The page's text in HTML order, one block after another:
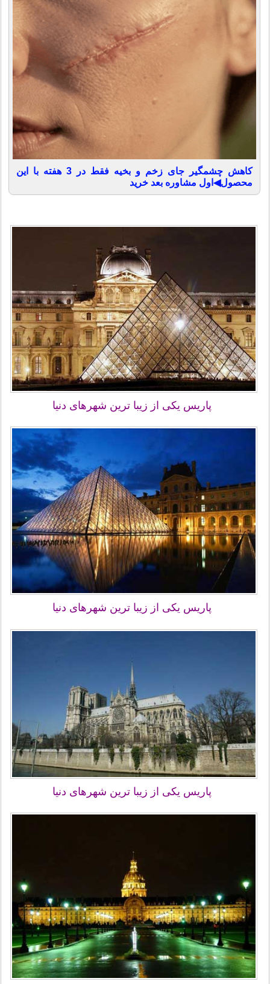
کاهش چشمگیر جای زخم و بخیه فقط در 3 هفته با این
محصول◀اول مشاوره بعد خرید
پاریس یکی از زیبا ترین شهرهای دنیا
پاریس یکی از زیبا ترین شهرهای دنیا
پاریس یکی از زیبا ترین شهرهای دنیا